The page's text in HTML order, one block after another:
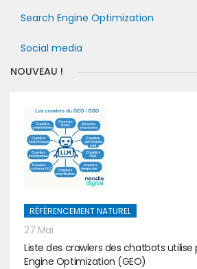
Search Engine Optimization
Social media
NOUVEAU !
RÉFÉRENCEMENT NATUREL
27 Mai
Liste des crawlers des chatbots
Engine Optimization (GEO)